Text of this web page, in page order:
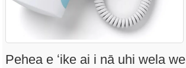
Pehea e ʻike ai i nā uhi wela